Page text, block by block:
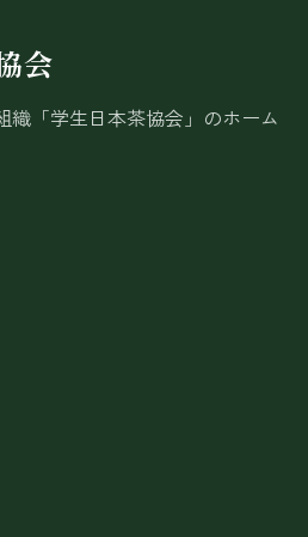
会
織「学生日本茶協会」のホーム